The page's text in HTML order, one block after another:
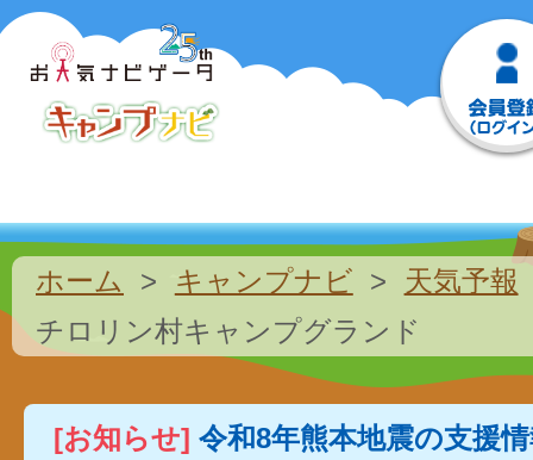
ホーム キャンプナビ
天気予報
チロリン村キャンプグランド
[お知らせ] 令和8年熊本地震の支援